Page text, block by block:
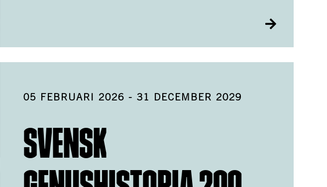
05 FEBRUARI 2026 -31 DECEMBER 2029
SVENSK